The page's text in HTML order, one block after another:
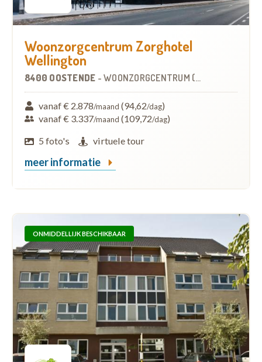
Woonzorgcentrum Zorghotel
Wellington
8400 OOSTENDE - WOONZORGCENTRUM (WZC)
vanaf € 2.878/maand (94,62/dag)
vanaf € 3.337/maand (109,72/dag)
5 foto's
virtuele tour
meer informatie
ONMIDDELLIJK BESCHIKBAAR